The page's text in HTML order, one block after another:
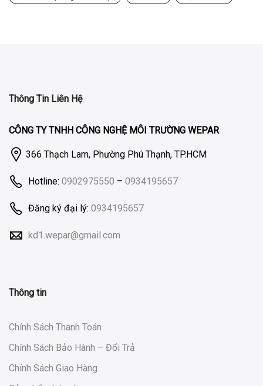
Thông Tin Liên Hệ
CÔNG TY TNHH CÔNG NGHỆ MÔI TRƯỜNG WEPAR
366 Thạch Lam, Phường Phú Thạnh, TP.HCM
Hotline: 0902975550 – 0934195657
Đăng ký đại lý: 0934195657
kd1.wepar@gmail.com
Thông tin
Chính Sách Thanh Toán
Chính Sách Bảo Hành – Đổi Trả
Chính Sách Giao Hàng